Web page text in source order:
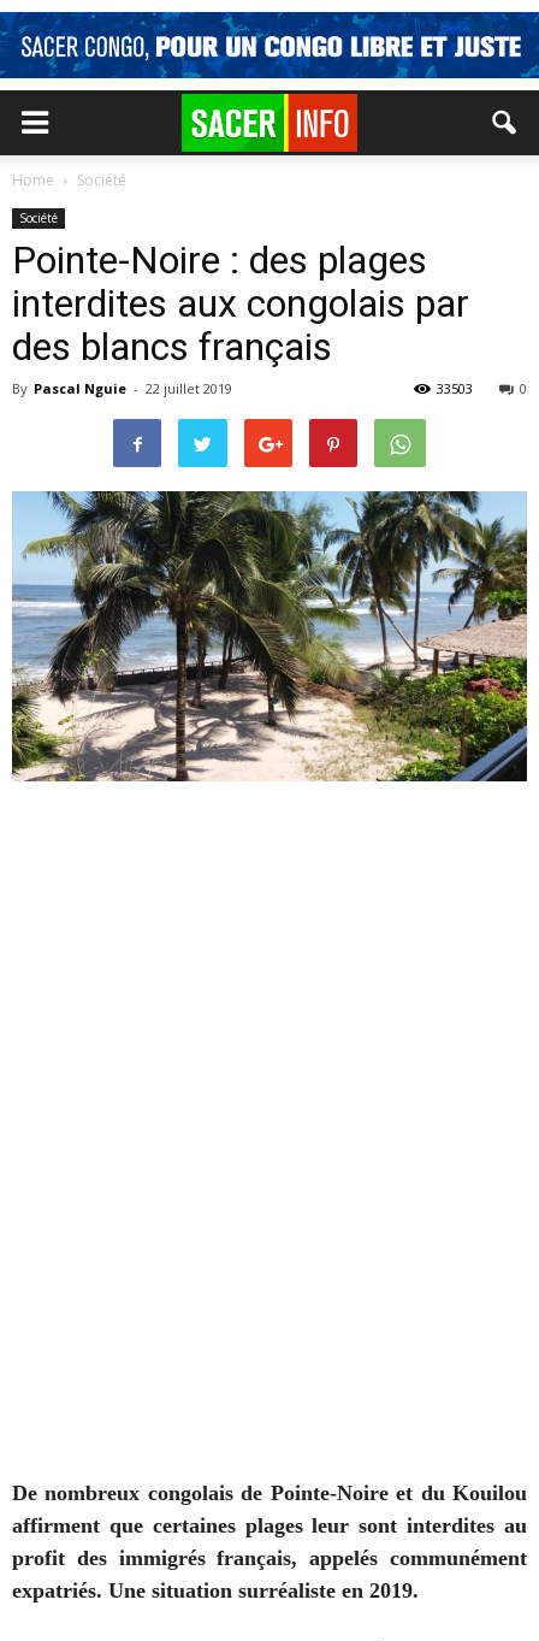
Home Société
Société
Pointe-Noire : des plages
interdites aux congolais par
des blancs français
By Pascal Nguie - 22 juillet 2019 0
33503
De nombreux congolais de Pointe-Noire et du Kouilou
affirment que certaines plages leur sont interdites au
profit des immigrés français, appelés communément
expatriés. Une situation surréaliste en 2019.